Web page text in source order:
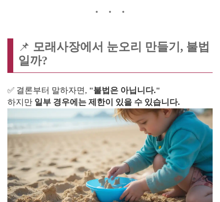
📌 모래사장에서 눈오리 만들기, 불법
일까?
✅ 결론부터 말하자면, "불법은 아닙니다."
하지만 일부 경우에는 제한이 있을 수 있습니다.